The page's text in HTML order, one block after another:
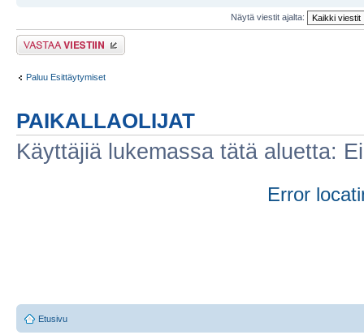
Näytä viestit ajalta:
Lähetä vastaus
Paluu Esittäytymiset
PAIKALLAOLIJAT
Käyttäjiä lukemassa tätä aluetta:
Error
Etusivu